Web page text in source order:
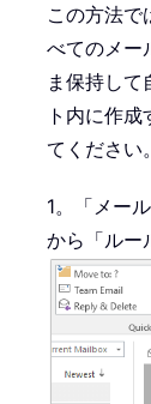
この方法
べてのメー
ま保持し
ト内に作
てください。
1。「メー
から「ルー